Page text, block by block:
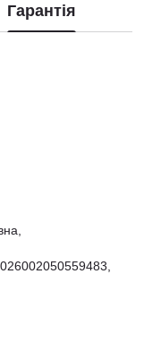
Гарантія